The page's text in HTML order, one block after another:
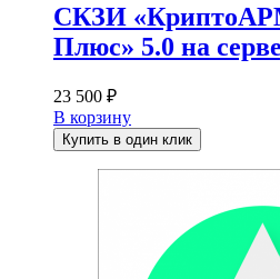
СКЗИ
Плюс» 5.0 на
23 500 ₽
В корзину
Купить в один клик